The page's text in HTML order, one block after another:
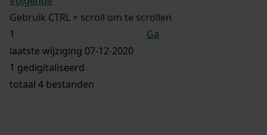
Gebruik CTRL + scroll om te scrollen
Ga
laatste wijziging 07-12-2020
1 gedigitaliseerd
totaal 4 bestanden